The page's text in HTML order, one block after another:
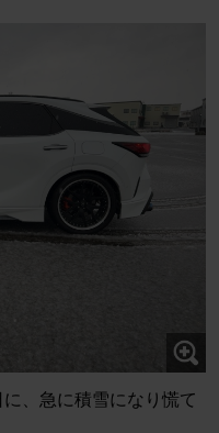
、急に積雪になり慌て